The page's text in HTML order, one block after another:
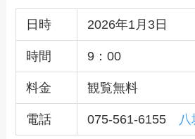
日時 2026年1月3日
時間 9：00
料金 観覧無料
電話 075-561-6155